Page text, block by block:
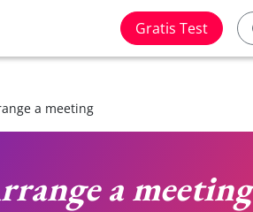
Gratis Test
a meeting
a meeting